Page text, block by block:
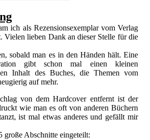
ich als Rezensionsexemplar vom Verlag
Vielen lieben Dank an dieser Stelle für die
sobald man es in den Händen hält. Eine
gibt schon mal einen kleinen
Inhalt des Buches, die Themen vom
auf mehr.
von dem Hardcover entfernt ist der
wie man es oft von anderen Büchern
ist mal etwas anderes und gefällt mir
große Abschnitte eingeteilt: